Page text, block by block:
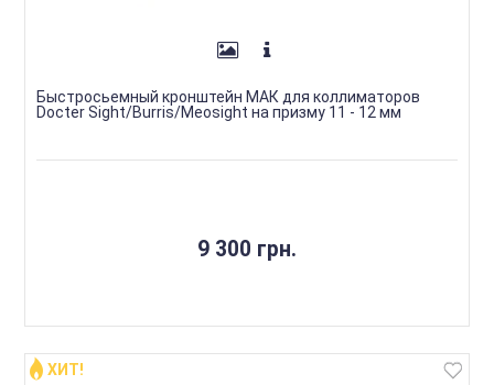
Быстросьемный кронштейн МАК для коллиматоров
Docter Sight/Burris/Meosight на призму 11 - 12 мм
9 300 грн.
ХИТ!